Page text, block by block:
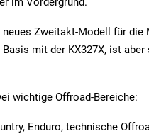
Zweitakt-Modell für
mit der KX327X, ist
wichtige Offroad-Bereiche:
Enduro, technische